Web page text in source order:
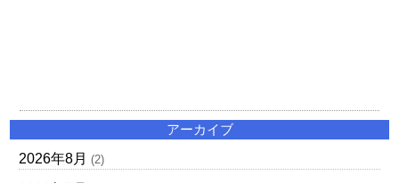
アーカイブ
2026年8月 (2)